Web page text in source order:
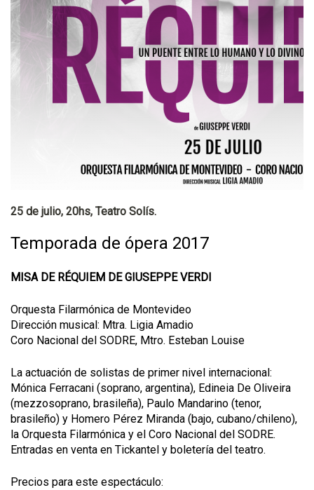
25 de julio, 20hs, Teatro Solís.
Temporada de ópera 2017
MISA DE RÉQUIEM DE GIUSEPPE VERDI
Orquesta Filarmónica de Montevideo
Dirección musical: Mtra. Ligia Amadio
Coro Nacional del SODRE, Mtro. Esteban Louise
La actuación de solistas de primer nivel internacional:
Mónica Ferracani (soprano, argentina), Edineia De Oliveira
(mezzosoprano, brasileña), Paulo Mandarino (tenor,
brasileño) y Homero Pérez Miranda (bajo, cubano/chileno),
la Orquesta Filarmónica y el Coro Nacional del SODRE.
Entradas en venta en Tickantel y boletería del teatro.
Precios para este espectáculo: